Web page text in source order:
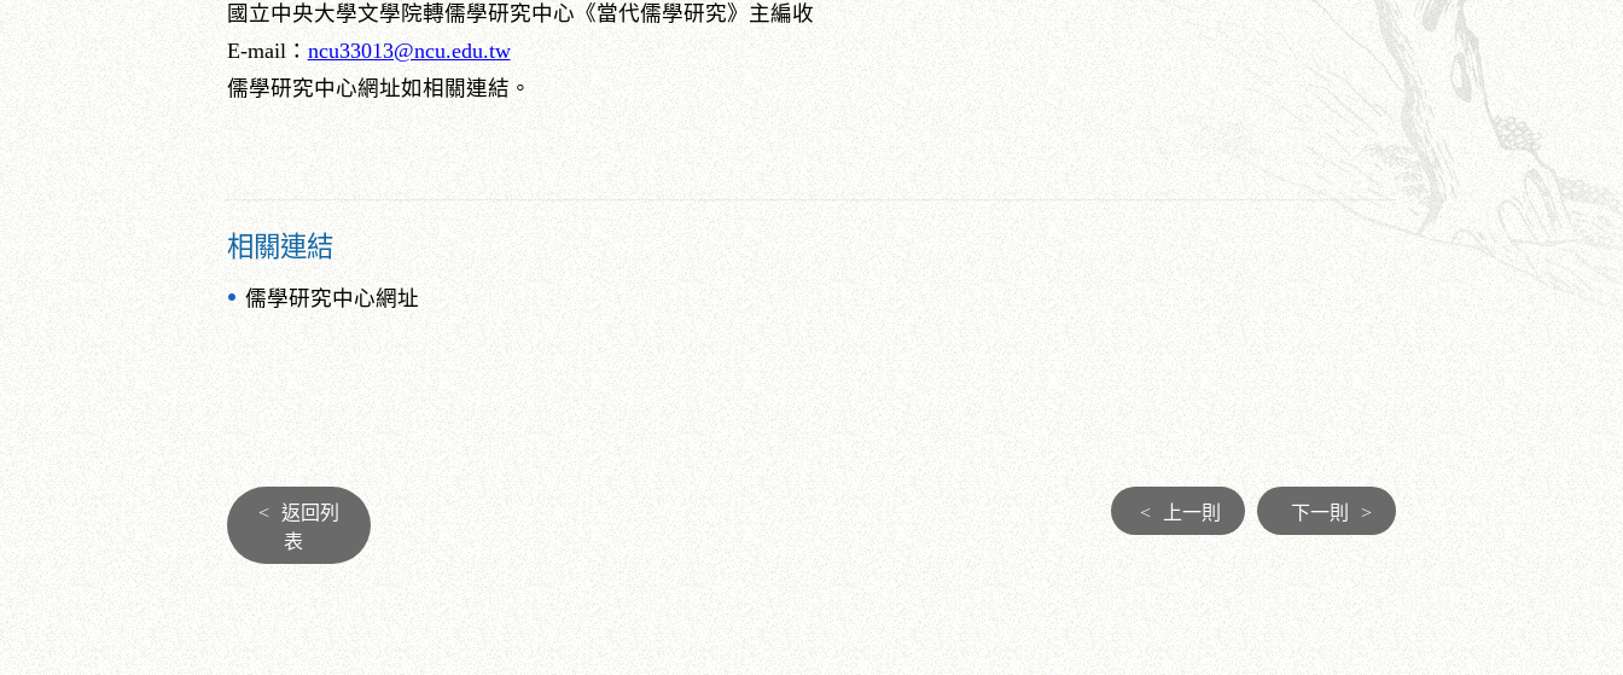
國立中央大學文學院轉儒學研究中心《當代儒學研究》主編收
E‐mail： ncu33013@ncu.edu.tw
儒學研究中心網址如相關連結。
相關連結
儒學研究中心網址
< 返回列
表
< 上一則 下一則 >